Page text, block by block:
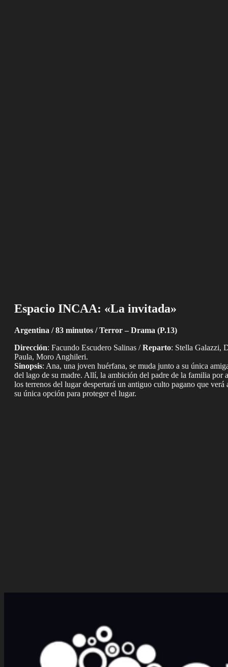
Espacio INCAA: «La invitada»
Argentina / 83 minutos / Terror – Drama (P.13)
Dirección: Facundo Escudero Salinas /Reparto: Stella Galazzi,
Paula, Moro Anghileri.
Sinopsis: Ana, una joven huérfana, se muda junto a su única
del lago de su madre. Allí, la ambición del padre de la familia por
los terrenos del lugar despertará un antiguo culto pagano que verá
su única opción para proteger el lugar.